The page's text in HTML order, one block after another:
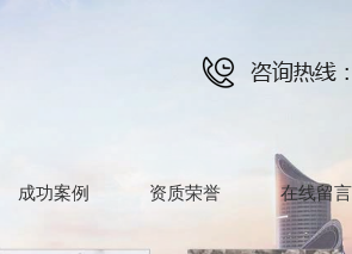
成功案例 资质荣誉 在线留言